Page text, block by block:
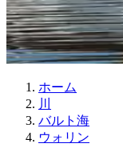
ホーム
川
バルト海
ウォリン